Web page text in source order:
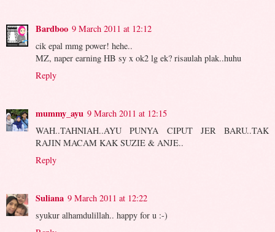
Bardboo 9 March 2011 at 12:12
cik epal mmg power! hehe..
MZ, naper earning HB sy x ok2 lg ek? risaulah plak..huhu
Reply
mummy_ayu 9 March 2011 at 12:15
WAH..TAHNIAH..AYU PUNYA CIPUT JER BARU..TAK
RAJIN MACAM KAK SUZIE & ANJE..
Reply
Suliana 9 March 2011 at 12:22
syukur alhamdulillah.. happy for u :-)